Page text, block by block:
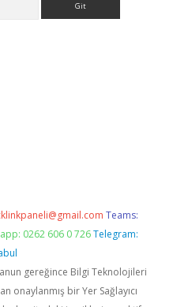
Teams:
0262 606 0 726 Telegram:
gereğince Bilgi Teknolojileri
onaylanmış bir Yer Sağlayıcı